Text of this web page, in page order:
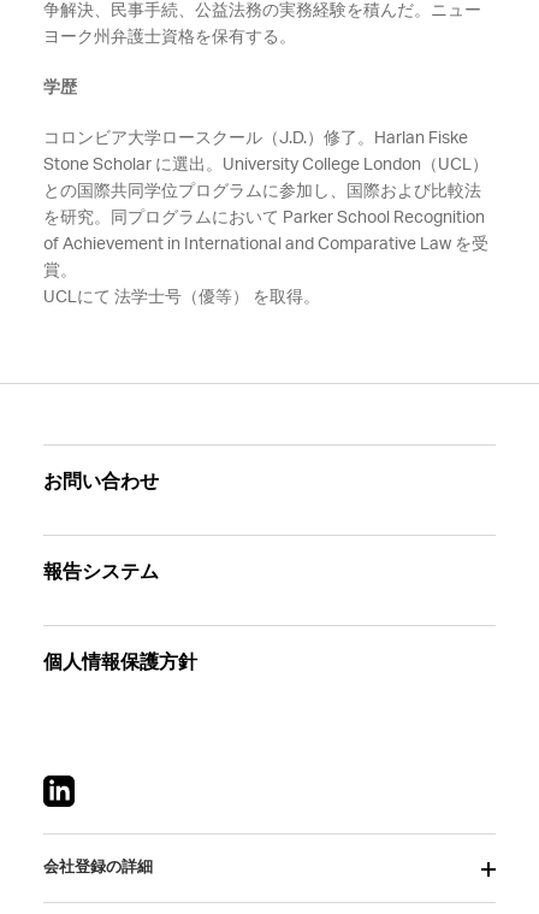
争解決、民事手続、公益法務の実務経験を積んだ。ニュー
ヨーク州弁護士資格を保有する。
学歴
コロンビア大学ロースクール（J.D.）修了。Harlan Fiske
Stone Scholar に選出。University College London（UCL）
との国際共同学位プログラムに参加し、国際および比較法
を研究。同プログラムにおいて Parker School Recognition
of Achievement in International and Comparative Law を受
賞。
UCL にて 法学士号（優等） を取得。
お問い合わせ
報告システム
個人情報保護方針
会社登録の詳細